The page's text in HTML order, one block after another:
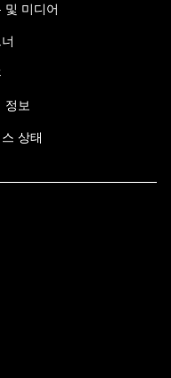
및 미디어
정보
상태